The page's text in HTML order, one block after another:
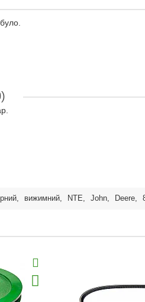
, вижимний, NTE, John, Deere,